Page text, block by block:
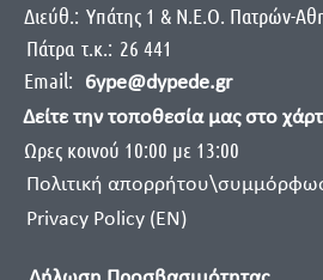
Διεύθ.: Yπάτης 1 & Ν.Ε.Ο. Πατρών-
Πάτρα τ.κ.: 26 441
Email:
6ype@dypede.gr
Δείτε την τοποθεσία μας στο
Ωρες κοινού 10:00 με 13:00
Πολιτική
Privacy Policy (EN)